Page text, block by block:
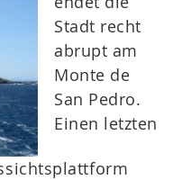
Stadt recht
abrupt am
Monte de
San Pedro.
Einen letzten